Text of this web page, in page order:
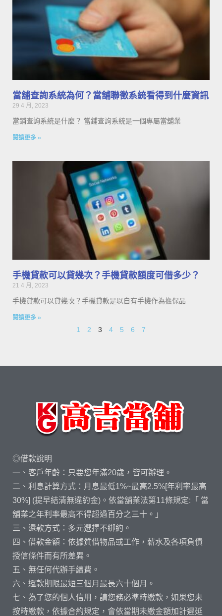
當舖查詢系統為何？當舖聯徵系統看得到什麼資訊
29 4 月, 2023
當鋪查詢系統是什麼？ 當鋪查詢系統是一個專屬當舖業
閱讀更多 »
手機貸款可以貸幾次？手機貸款額度可借多少？
21 4 月, 2023
手機貸款可以貸幾次？手機貸款是以自有手機作為擔保品
閱讀更多 »
1 2 3 4 5 6 7
◎借款說明
一、客戶年齡：只要您年滿20歲，皆可辦理。
二、利息計算方式：月息最低1%~最高2.5%[年利率最高
30%] (提早結清無違約金)。依當舖業法第11條規定:「 當
舖業之年利率最高不得超過百分之三十。」
三、還款方式：多元選擇不綁約。
四、借款金額：依據質借物品或工作，薪水及各項負債
授信條件而有所差異。
五、無任何代辦手續費。
六、還款期限最短三個月最長六十個月。
七、為了您的個人信用，請您務必準時繳款，如果您未
按時繳款，依據合約規定，會依當期未繳金額加計遲延